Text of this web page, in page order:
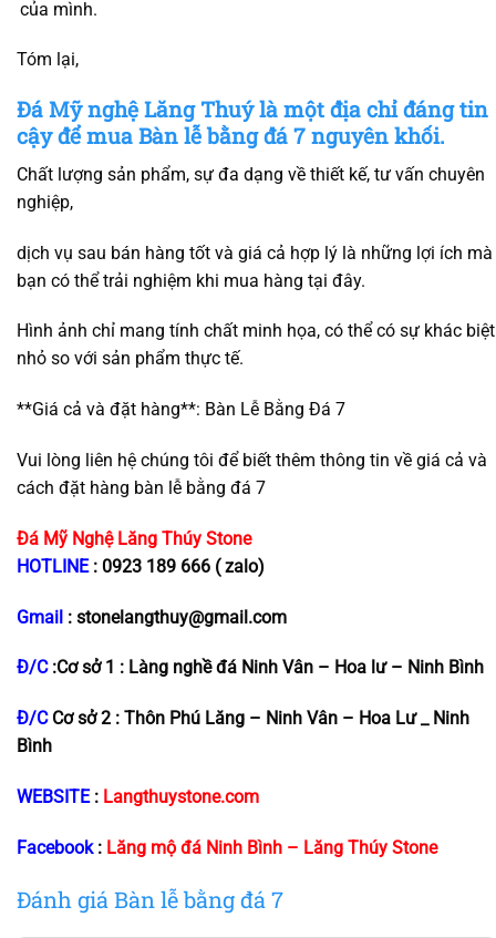
của mình.
Tóm lại,
Đá Mỹ nghệ Lăng Thuý là một địa chỉ đáng tin
cậy để mua Bàn lễ bằng đá 7 nguyên khối.
Chất lượng sản phẩm, sự đa dạng về thiết kế, tư vấn chuyên
nghiệp,
dịch vụ sau bán hàng tốt và giá cả hợp lý là những lợi ích mà
bạn có thể trải nghiệm khi mua hàng tại đây.
Hình ảnh chỉ mang tính chất minh họa, có thể có sự khác biệt
nhỏ so với sản phẩm thực tế.
**Giá cả và đặt hàng**: Bàn Lễ Bằng Đá 7
Vui lòng liên hệ chúng tôi để biết thêm thông tin về giá cả và
cách đặt hàng bàn lễ bằng đá 7
Đá Mỹ Nghệ Lăng Thúy Stone
HOTLINE: 0923 189 666 ( zalo)
Gmail : stonelangthuy@gmail.com
Đ/C:Cơ sở 1 : Làng nghề đá Ninh Vân – Hoa lư – Ninh Bình
Đ/CCơ sở 2 : Thôn Phú Lăng – Ninh Vân – Hoa Lư _ Ninh
Bình
WEBSITE: Langthuystone.com
Facebook: Lăng mộ đá Ninh Bình – Lăng Thúy Stone
Đánh giá Bàn lễ bằng đá 7